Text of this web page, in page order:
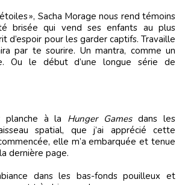
», Sacha Morage nous rend témoins
brisée qui vend ses enfants au plus
d’espoir pour les garder captifs. Travaille
par te sourire. Un mantra, comme un
Ou le début d’une longue série de
à la Hunger Gamesdans les
spatial, que j’ai apprécié cette
elle m’a embarquée et tenue
dernière page.
dans les bas-fonds pouilleux et